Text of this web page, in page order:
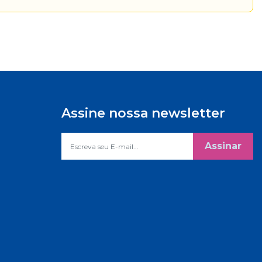
Assine nossa newsletter
Assinar